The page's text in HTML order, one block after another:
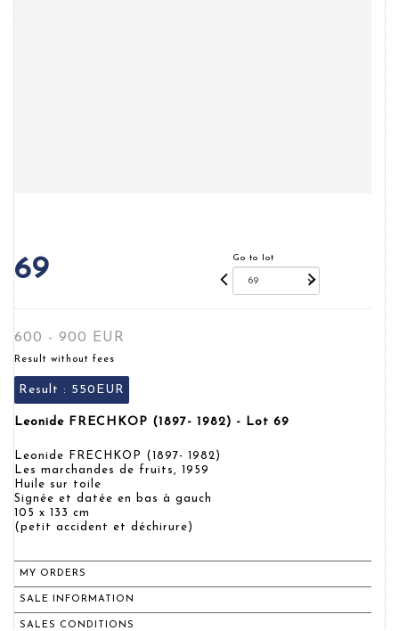
69 Go to lot
600 - 900 EUR
Result without fees
Result : 550EUR
Leonide FRECHKOP (1897- 1982) - Lot 69
Leonide FRECHKOP (1897- 1982)
Les marchandes de fruits, 1959
Huile sur toile
Signée et datée en bas à gauch
105 x 133 cm
(petit accident et déchirure)
MY ORDERS
SALE INFORMATION
SALES CONDITIONS